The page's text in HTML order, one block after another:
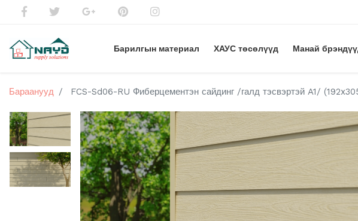
Барилгын материал ХАУС төсөлүүд Манай
Бараанууд FCS-Sd06-RU Фиберцементэн сайдинг /галд тэсвэртэй A1/